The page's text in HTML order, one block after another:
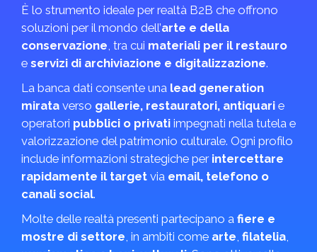
È lo strumento ideale per realtà B2B che offrono
soluzioni per il mondo dell’arte e della
conservazione, tra cui materiali per il restauro
e servizi di archiviazione e digitalizzazione.
La banca dati consente una lead generation
mirata verso gallerie, restauratori, antiquari e
operatori pubblici o privati impegnati nella tutela e
valorizzazione del patrimonio culturale. Ogni profilo
include informazioni strategiche per intercettare
rapidamente il target via email, telefono o
canali social.
Molte delle realtà presenti partecipano a fiere e
mostre di settore, in ambiti come arte, filatelia,